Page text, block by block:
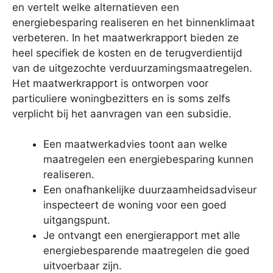
en vertelt welke alternatieven een
energiebesparing realiseren en het binnenklimaat
verbeteren. In het maatwerkrapport bieden ze
heel specifiek de kosten en de terugverdientijd
van de uitgezochte verduurzamingsmaatregelen.
Het maatwerkrapport is ontworpen voor
particuliere woningbezitters en is soms zelfs
verplicht bij het aanvragen van een subsidie.
Een maatwerkadvies toont aan welke
maatregelen een energiebesparing kunnen
realiseren.
Een onafhankelijke duurzaamheidsadviseur
inspecteert de woning voor een goed
uitgangspunt.
Je ontvangt een energierapport met alle
energiebesparende maatregelen die goed
uitvoerbaar zijn.